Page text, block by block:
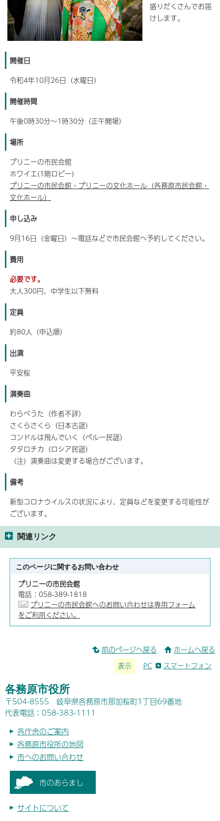
盛りだくさんでお届
けします。
開催日
令和4年10月26日（水曜日）
開催時間
午後0時30分～1時30分（正午開場）
場所
プリニーの市民会館
ホワイエ(1階ロビー)
プリニーの市民会館・プリニーの文化ホール（各務原市民会館・
文化ホール）
申し込み
9月16日（金曜日）～電話などで市民会館へ予約してください。
費用
必要です。
大人300円、中学生以下無料
定員
約80人（申込順）
出演
平安桜
演奏曲
わらべうた（作者不詳）
さくらさくら（日本古謡）
コンドルは飛んでいく（ペルー民謡）
タタロチカ（ロシア民謡）
（注）演奏曲は変更する場合がございます。
備考
新型コロナウイルスの状況により、定員などを変更する可能性が
ございます。
関連リンク
このページに関するお問い合わせ
プリニーの市民会館
電話：058-389-1818
プリニーの市民会館へのお問い合わせは専用フォーム
をご利用ください。
前のページへ戻る ホームへ戻る
表示 PC スマートフォン
各務原市役所
〒504-8555 岐阜県各務原市那加桜町1丁目69番地
代表電話：058-383-1111
各庁舎のご案内
各務原市役所の地図
市へのお問い合わせ
市のあらまし
サイトについて